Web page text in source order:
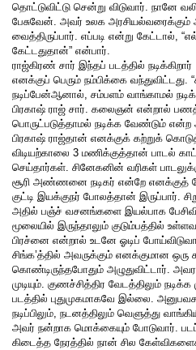
தொட்டுவிட்டு சென்று விடுவார். நானே
பேசுவேன். அவர் உலக அரசியல்வரைக்கும்
வைத்திருப்பார். எப்படி என்று கேட்டால்,
கேட்டதுதான்” என்பார்.
ராஜ்கிரண் சார் இந்தப் படத்தில் நடிக்கிறார்
எனக்குப் பெரும் நம்பிக்கை வந்துவிட்டது.
நடிப்பேன்ஆனால், சம்பளம் வாங்காமல்
பிரகாஷ் ராஜ் சார். கலைஞன் என்றால்
பொருட்படுத்தாமல் நடிக்க வேண்டும்
பிரகாஷ் ராஜ்தான் எனக்குக் கற்றுக்
விடியற்காலை 3 மணிக்குத்தான் பாடல்
செய்தார்கள். சினேகனின் வரிகள்
சூரி அண்ணனை நடிகர் என்றே எனக்குத்
குட்டி இயக்குநர் போலத்தான் இருப்பார்.
அதில் பஞ்ச் வசனங்களை இயல்பாக
மூலையில் இருந்தாலும் குடும்பத்தில்
பிரச்னை என்றால் உடனே ஓடிப்
சிங்க’த்தில் அவருக்கும் எனக்குமான ஒரு
கொண்டிருந்தபோதும் அழுதுவிட்டார்.
முடியும். குணச்சித்திர வேடத்திலும் நடிக்க
படத்தில் புதுமுகமாகவே இல்லை.
நடிப்பிலும், நடனத்திலும் வெளுத்து
அவர் நன்றாக மொக்கையும் போடுவார்.
கிடைத்த நேரத்தில் நான் சில